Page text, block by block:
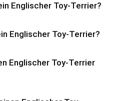
Englischer Toy-Terrier?
Englischer Toy-Terrier?
Englischer Toy-Terrier